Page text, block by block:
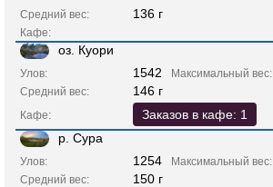
Средний вес: 136 г
Кафе:
оз. Куори
Улов: 1542 Максимальный вес:
Средний вес: 146 г
Кафе:
Заказов в кафе: 1
р. Сура
Улов: 1254 Максимальный вес:
Средний вес: 150 г